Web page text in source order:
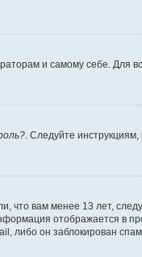
и самому себе. Для
. Следуйте
что вам менее 13 лет,
отображается в
либо он заблокирован